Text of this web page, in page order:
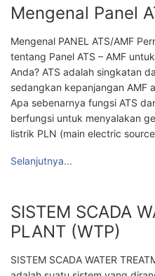
Mengenal Panel
Mengenal PANEL ATS/AMF
tentang Panel ATS – AMF
Anda? ATS adalah singkatan
sedangkan kepanjangan AMF
Apa sebenarnya fungsi ATS
berfungsi untuk menyalakan
listrik PLN (main electric
Selanjutnya...
SISTEM SCADA
PLANT (WTP)
SISTEM SCADA WATER